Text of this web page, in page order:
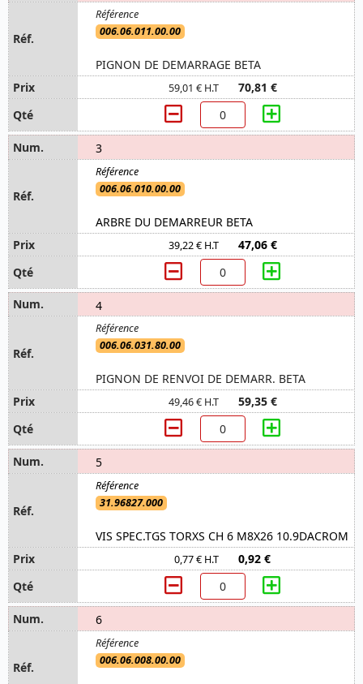
006.06.011.00.00
PIGNON DE DEMARRAGE BETA
59,01 € H.T 70,81 €
3
006.06.010.00.00
ARBRE DU DEMARREUR BETA
39,22 € H.T 47,06 €
4
006.06.031.80.00
PIGNON DE RENVOI DE DEMARR. BETA
49,46 € H.T 59,35 €
5
31.96827.000
VIS SPEC.TGS TORXS CH 6 M8X26 10.9DACROM
0,77 € H.T 0,92 €
6
006.06.008.00.00